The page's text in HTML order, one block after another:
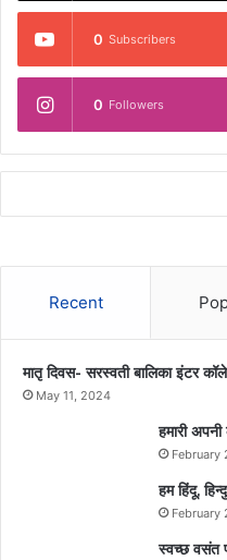
0 Subscribers
0 Followers
Recent
मातृ दिवस- सरस्वती बालिका इंटर
May 11, 2024
हमारी अपनी
February
हम हिंदू,
February
स्वच्छ वसंत